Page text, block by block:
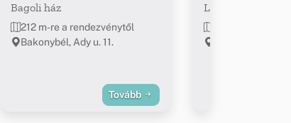
Bagoli ház
212 m-re a rendezvénytől
Bakonybél, Ady u. 11.
Tovább
Levendula